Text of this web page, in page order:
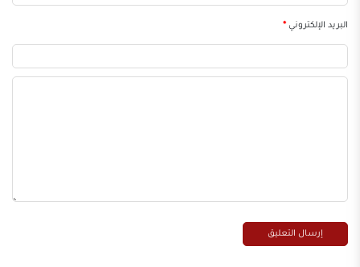
البريد الإلكتروني*